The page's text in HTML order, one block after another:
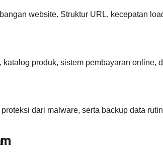
website. Struktur URL, kecepatan
produk, sistem pembayaran online,
dari malware, serta backup data